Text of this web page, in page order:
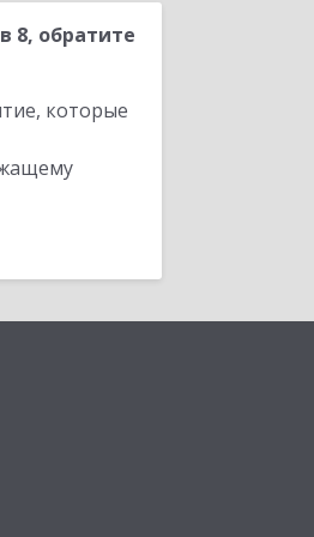
8, обратите
которые